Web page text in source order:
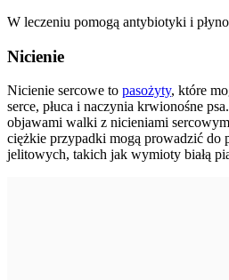
W leczeniu pomogą antybiotyki i
Nicienie
Nicienie sercowe to pasożyty, które
serce, płuca i naczynia krwionośne
objawami walki z nicieniami
ciężkie przypadki mogą prowadzić do
jelitowych, takich jak wymioty białą